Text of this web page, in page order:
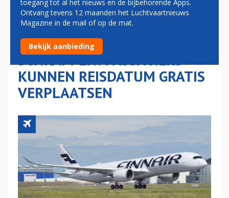
FINNAIR VERWACHT
OPNIEUW HONDERDEN
VLUCHTEN TE MOETEN
SCHRAPPEN: PASSAGIERS
KUNNEN REISDATUM GRATIS
VERPLAATSEN
toegang tot al het nieuws en de bijbehorende Apps.
Ontvang tevens 12 maanden het Luchtvaartnieuws
Magazine in de mail of op de mat.
Bekijk aanbieding